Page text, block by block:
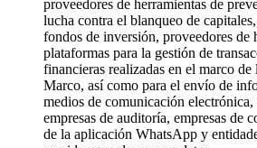
proveedores de herramientas de
lucha contra el blanqueo de
fondos de inversión, proveedores de
plataformas para la gestión de
financieras realizadas en el marco
Marco, así como para el envío de
medios de comunicación electrónica,
empresas de auditoría, empresas de
de la aplicación WhatsApp y